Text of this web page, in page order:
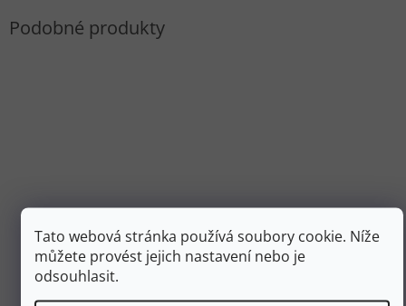
Tato webová stránka používá soubory cookie. Níže
můžete provést jejich nastavení nebo je
odsouhlasit.
–20 %